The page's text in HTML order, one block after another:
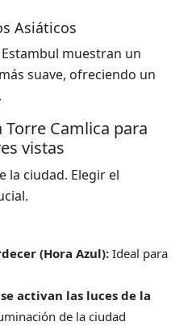
Asiáticos
muestran un
suave, ofreciendo un
Camlica para
vistas
la ciudad. Elegir el
(Hora Azul): Ideal para
activan las luces de la
de la ciudad